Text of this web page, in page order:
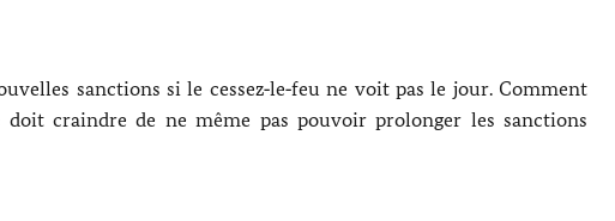
sanctions si le cessez‑le‑feu ne voit pas le jour. Comment
doit craindre de ne même pas pouvoir prolonger les sanctions